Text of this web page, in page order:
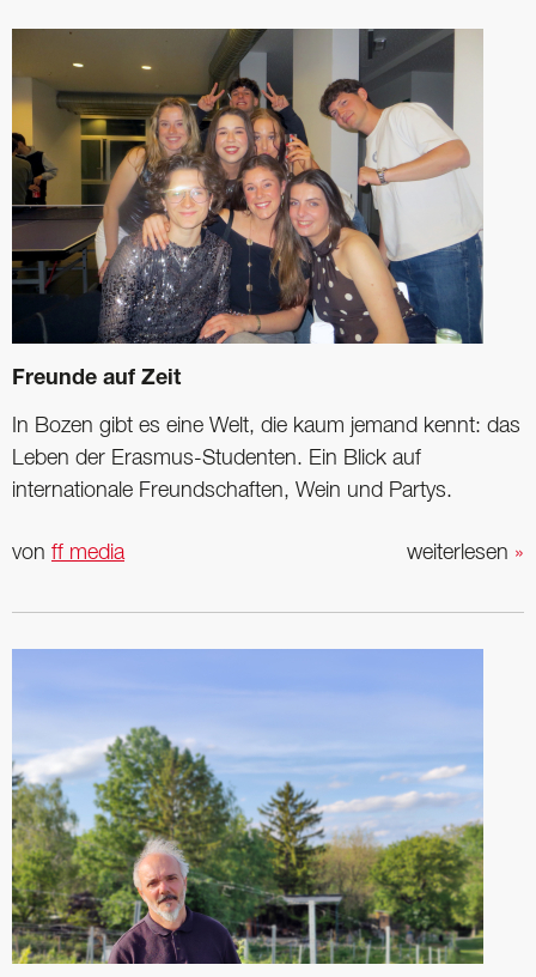
Freunde auf Zeit
In Bozen gibt es eine Welt, die kaum jemand kennt: das
Leben der Erasmus-Studenten. Ein Blick auf
internationale Freundschaften, Wein und Partys.
weiterlesen »
von ff media